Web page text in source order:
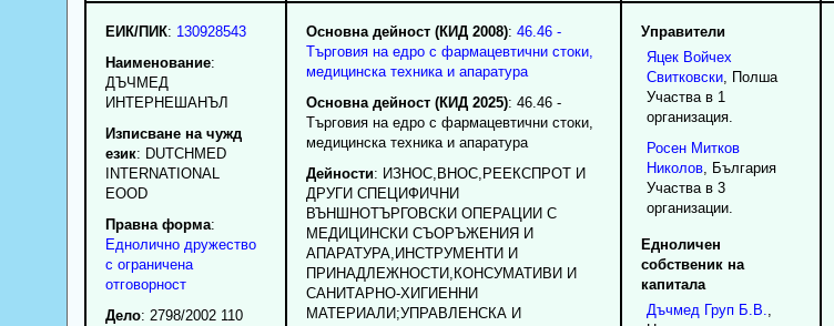
ЕИК/ПИК: 130928543
Наименование:
ДЪЧМЕД
ИНТЕРНЕШАНЪЛ
Изписване на чужд
език: DUTCHMED
INTERNATIONAL
ЕOOD
Правна форма:
Еднолично дружество
с ограничена
отговорност
Дело: 2798/2002 110
Основна дейност (КИД 2008): 46.46 -
Търговия на едро с фармацевтични стоки,
медицинска техника и апаратура
Основна дейност (КИД 2025): 46.46 -
Търговия на едро с фармацевтични стоки,
медицинска техника и апаратура
Дейности: ИЗНОС,ВНОС,РЕЕКСПРОТ И
ДРУГИ СПЕЦИФИЧНИ
ВЪНШНОТЪРГОВСКИ ОПЕРАЦИИ С
МЕДИЦИНСКИ СЪОРЪЖЕНИЯ И
АПАРАТУРА,ИНСТРУМЕНТИ И
ПРИНАДЛЕЖНОСТИ,КОНСУМАТИВИ И
САНИТАРНО-ХИГИЕННИ
МАТЕРИАЛИ;УПРАВЛЕНСКА И
Управители
Яцек Войчех
Свитковски, Полша
Участва в 1
организация.
Росен Митков
Николов, България
Участва в 3
организации.
Едноличен
собственик на
капитала
Дъчмед Груп Б.В.